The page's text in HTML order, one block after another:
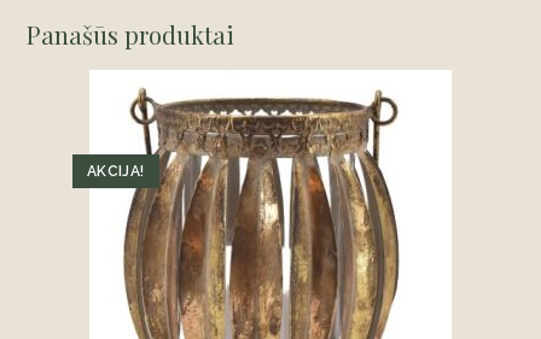
Panašūs produktai
AKCIJA!